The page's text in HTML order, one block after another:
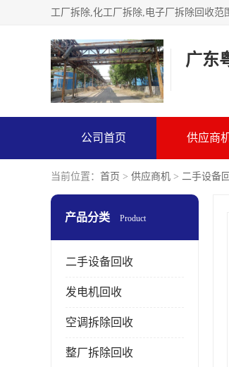
广东
公司首页 供应商
当前位置： 首页 > 供应商机 > 二手设备
产品分类 Product
二手设备回收
发电机回收
空调拆除回收
整厂拆除回收